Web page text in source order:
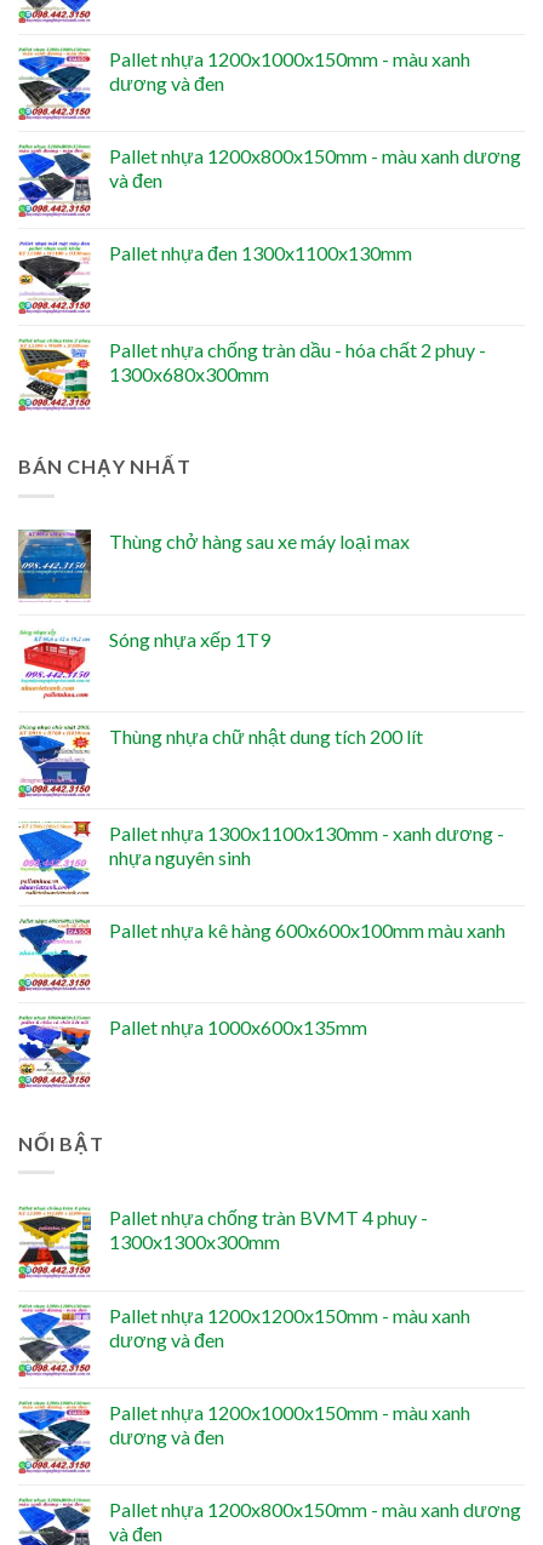
Pallet nhựa 1200x1000x150mm - màu xanh
dương và đen
Pallet nhựa 1200x800x150mm - màu xanh dương
và đen
Pallet nhựa đen 1300x1100x130mm
Pallet nhựa chống tràn dầu - hóa chất 2 phuy -
1300x680x300mm
BÁN CHẠY NHẤT
Thùng chở hàng sau xe máy loại max
Sóng nhựa xếp 1T9
Thùng nhựa chữ nhật dung tích 200 lít
Pallet nhựa 1300x1100x130mm - xanh dương -
nhựa nguyên sinh
Pallet nhựa kê hàng 600x600x100mm màu xanh
Pallet nhựa 1000x600x135mm
NỔI BẬT
Pallet nhựa chống tràn BVMT 4 phuy -
1300x1300x300mm
Pallet nhựa 1200x1200x150mm - màu xanh
dương và đen
Pallet nhựa 1200x1000x150mm - màu xanh
dương và đen
Pallet nhựa 1200x800x150mm - màu xanh dương
và đen